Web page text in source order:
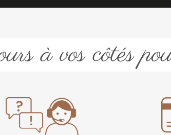
à vos côtés